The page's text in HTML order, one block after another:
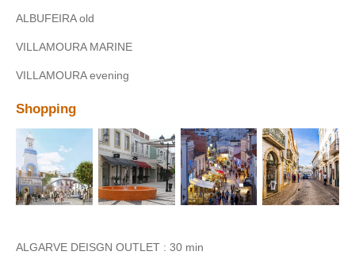
ALBUFEIRA old
VILLAMOURA MARINE
VILLAMOURA evening
Shopping
ALGARVE DEISGN OUTLET : 30 min